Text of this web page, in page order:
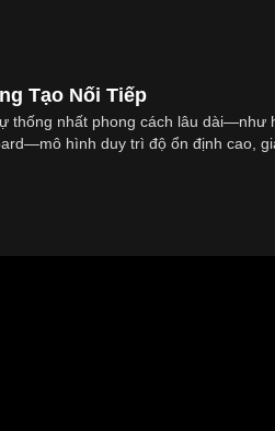
Tạo Nối Tiếp
thống nhất phong cách lâu dài—như
hình duy trì độ ổn định cao,